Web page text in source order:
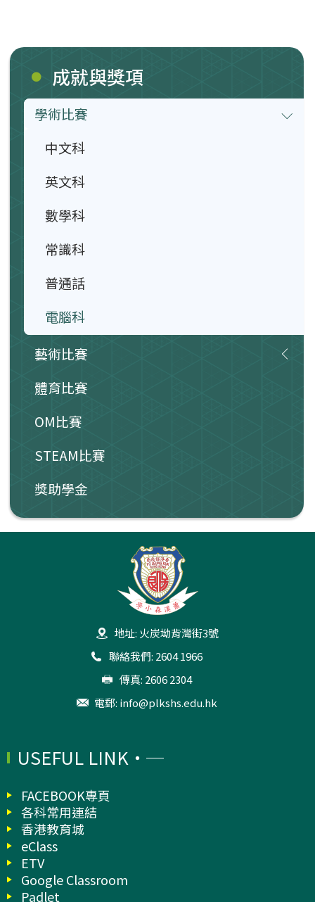
成就與獎項
學術比賽
中文科
英文科
數學科
常識科
普通話
電腦科
藝術比賽
體育比賽
OM比賽
STEAM比賽
獎助學金
地址: 火炭坳背灣街3號
聯絡我們: 2604 1966
傳真: 2606 2304
電郵: info@plkshs.edu.hk
USEFUL LINK
FACEBOOK專頁
各科常用連結
香港教育城
eClass
ETV
Google Classroom
Padlet